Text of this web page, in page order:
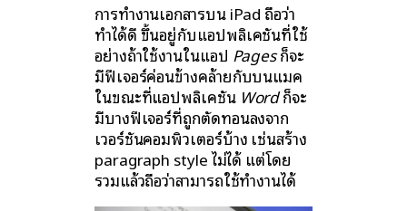
การทำงานเอกสารบน iPad ถือว่า
ทำได้ดี ขึ้นอยู่กับแอปพลิเคชันที่ใช้
อย่างถ้าใช้งานในแอป Pagesก็จะ
มีฟีเจอร์ค่อนข้างคล้ายกับบนแมค
ในขณะที่แอปพลิเคชัน Wordก็จะ
มีบางฟีเจอร์ที่ถูกตัดทอนลงจาก
เวอร์ชันคอมพิวเตอร์บ้าง เช่นสร้าง
paragraph style ไม่ได้ แต่โดย
รวมแล้วถือว่าสามารถใช้ทำงานได้